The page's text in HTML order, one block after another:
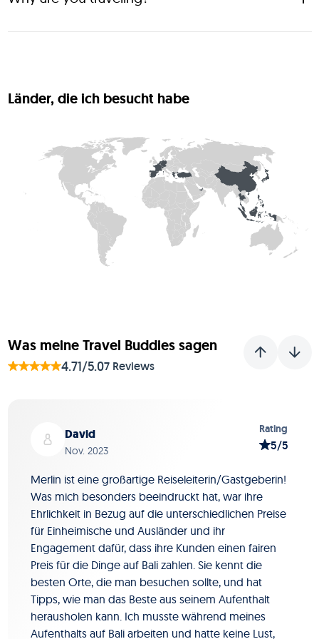
I value experience over stuff.
Länder, die ich besucht habe
Was meine Travel Buddies sagen
4.71/5.07 Reviews
David
Nov. 2023
Rating
5/5
Merlin ist eine großartige Reiseleiterin/Gastgeberin!
Was mich besonders beeindruckt hat, war ihre
Ehrlichkeit in Bezug auf die unterschiedlichen Preise
für Einheimische und Ausländer und ihr
Engagement dafür, dass ihre Kunden einen fairen
Preis für die Dinge auf Bali zahlen. Sie kennt die
besten Orte, die man besuchen sollte, und hat
Tipps, wie man das Beste aus seinem Aufenthalt
herausholen kann. Ich musste während meines
Aufenthalts auf Bali arbeiten und hatte keine Lust,